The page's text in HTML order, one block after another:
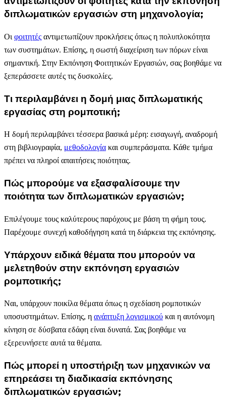
διπλωματικών εργασιών στη μηχανολογία;
Οι φοιτητές αντιμετωπίζουν προκλήσεις όπως η πολυπλοκότητα
των συστημάτων. Επίσης, η σωστή διαχείριση των πόρων είναι
σημαντική. Στην Εκπόνηση Φοιτητικών Εργασιών, σας βοηθάμε να
ξεπεράσσετε αυτές τις δυσκολίες.
Τι περιλαμβάνει η δομή μιας διπλωματικής
εργασίας στη ρομποτική;
Η δομή περιλαμβάνει τέσσερα βασικά μέρη: εισαγωγή, αναδρομή
στη βιβλιογραφία, μεθοδολογία και συμπεράσματα. Κάθε τμήμα
πρέπει να πληροί απαιτήσεις ποιότητας.
Πώς μπορούμε να εξασφαλίσουμε την
ποιότητα των διπλωματικών εργασιών;
Επιλέγουμε τους καλύτερους παρόχους με βάση τη φήμη τους.
Παρέχουμε συνεχή καθοδήγηση κατά τη διάρκεια της εκπόνησης.
Υπάρχουν ειδικά θέματα που μπορούν να
μελετηθούν στην εκπόνηση εργασιών
ρομποτικής;
Ναι, υπάρχουν ποικίλα θέματα όπως η σχεδίαση ρομποτικών
υποσυστημάτων. Επίσης, η ανάπτυξη λογισμικού και η αυτόνομη
κίνηση σε δύσβατα εδάφη είναι δυνατά. Σας βοηθάμε να
εξερευνήσετε αυτά τα θέματα.
Πώς μπορεί η υποστήριξη των μηχανικών να
επηρεάσει τη διαδικασία εκπόνησης
διπλωματικών εργασιών;